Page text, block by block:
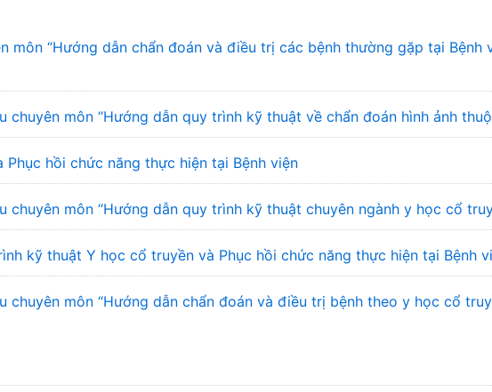
môn “Hướng dẫn chẩn đoán và điều trị các bệnh thường gặp tại
chuyên môn “Hướng dẫn quy trình kỹ thuật về chẩn đoán hình ảnh
hồi chức năng thực hiện tại Bệnh viện
chuyên môn “Hướng dẫn quy trình kỹ thuật chuyên ngành y học cổ
kỹ thuật Y học cổ truyền và Phục hồi chức năng thực hiện tại Bệnh
chuyên môn “Hướng dẫn chẩn đoán và điều trị bệnh theo y học cổ